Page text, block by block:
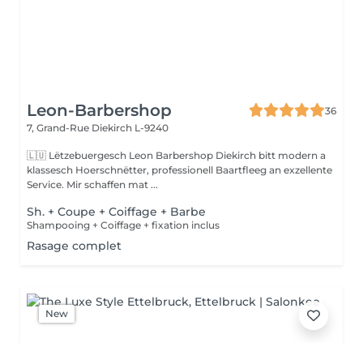
Leon-Barbershop
36
7, Grand-Rue Diekirch L-9240
🇱🇺 Lëtzebuergesch Leon Barbershop Diekirch bitt modern a
klassesch Hoerschnëtter, professionell Baartfleeg an exzellente
Service. Mir schaffen mat ...
Sh. + Coupe + Coiffage + Barbe
Shampooing + Coiffage + fixation inclus
Rasage complet
New